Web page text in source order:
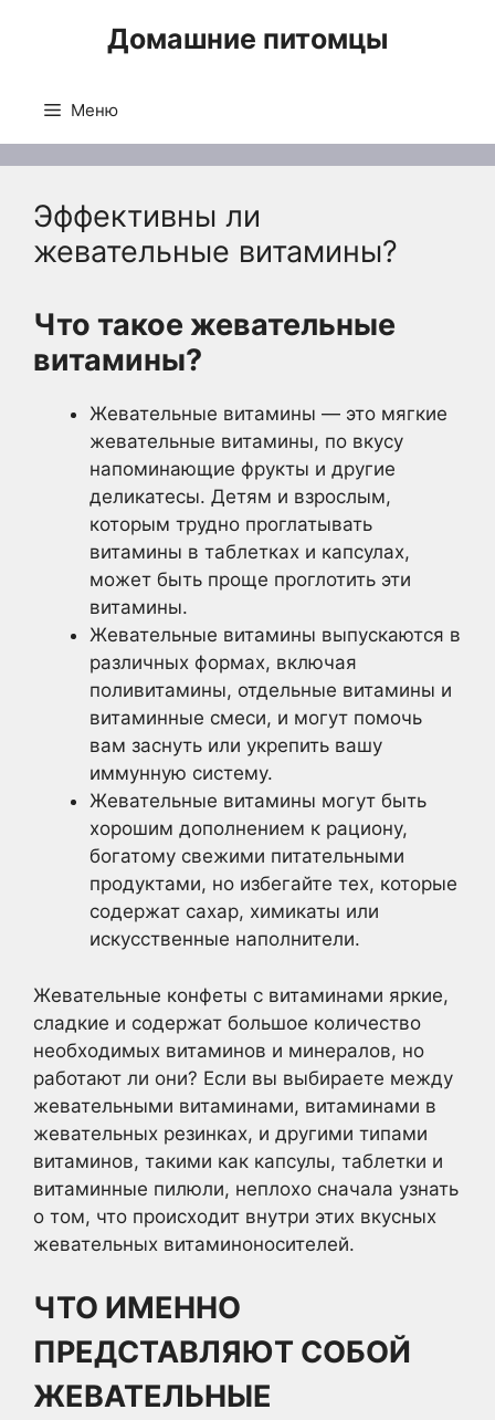
Домашние питомцы
Меню
Эффективны ли
жевательные витамины?
Что такое жевательные
витамины?
Жевательные витамины — это мягкие
жевательные витамины, по вкусу
напоминающие фрукты и другие
деликатесы. Детям и взрослым,
которым трудно проглатывать
витамины в таблетках и капсулах,
может быть проще проглотить эти
витамины.
Жевательные витамины выпускаются в
различных формах, включая
поливитамины, отдельные витамины и
витаминные смеси, и могут помочь
вам заснуть или укрепить вашу
иммунную систему.
Жевательные витамины могут быть
хорошим дополнением к рациону,
богатому свежими питательными
продуктами, но избегайте тех, которые
содержат сахар, химикаты или
искусственные наполнители.
Жевательные конфеты с витаминами яркие,
сладкие и содержат большое количество
необходимых витаминов и минералов, но
работают ли они? Если вы выбираете между
жевательными витаминами, витаминами в
жевательных резинках, и другими типами
витаминов, такими как капсулы, таблетки и
витаминные пилюли, неплохо сначала узнать
о том, что происходит внутри этих вкусных
жевательных витаминоносителей.
ЧТО ИМЕННО
ПРЕДСТАВЛЯЮТ СОБОЙ
ЖЕВАТЕЛЬНЫЕ